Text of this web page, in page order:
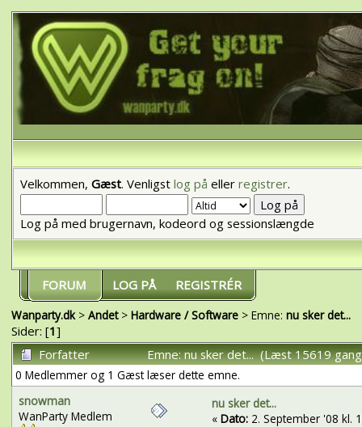
Velkommen, Gæst. Venligst log på eller registrer.
Log på med brugernavn, kodeord og sessionslængde
FORUM LOG PÅ REGISTRÉR
Wanparty.dk> Andet> Hardware / Software> Emne: nu sker det...
Sider: [1]
Forfatter
Emne: nu sker det... (Læst 15619
0 Medlemmer og 1 Gæst læser dette emne.
snowman
WanParty Medlem
nu sker det...
« Dato:2. September '08 kl.